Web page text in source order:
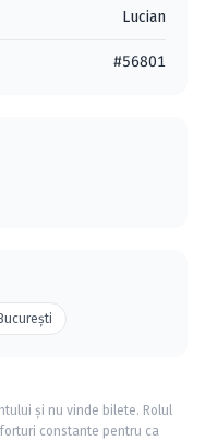
Lucian
#56801
și nu vinde bilete. Rolul
constante pentru ca